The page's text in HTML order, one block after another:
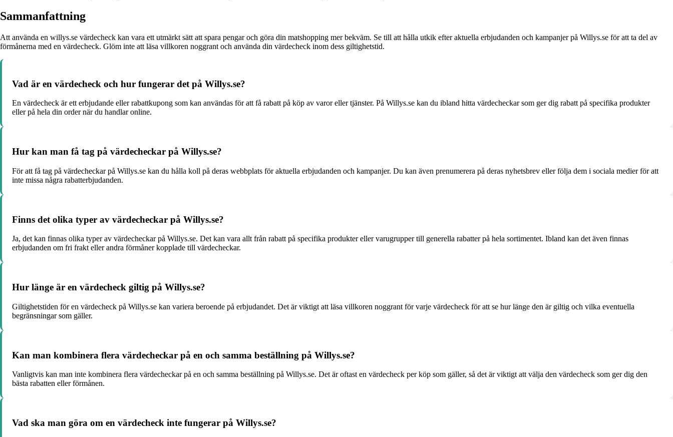
Sammanfattning
Att använda en willys.se värdecheck kan vara ett utmärkt sätt att spara pengar och göra din matshopping mer bekväm. Se till att hålla utkik efter aktuella erbjudanden och kampanjer på Willys.se för att ta del av
förmånerna med en värdecheck. Glöm inte att läsa villkoren noggrant och använda din värdecheck inom dess giltighetstid.
Vad är en värdecheck och hur fungerar det på Willys.se?
En värdecheck är ett erbjudande eller rabattkupong som kan användas för att få rabatt på köp av varor eller tjänster. På Willys.se kan du ibland hitta värdecheckar som ger dig rabatt på specifika produkter
eller på hela din order när du handlar online.
Hur kan man få tag på värdecheckar på Willys.se?
För att få tag på värdecheckar på Willys.se kan du hålla koll på deras webbplats för aktuella erbjudanden och kampanjer. Du kan även prenumerera på deras nyhetsbrev eller följa dem i sociala medier för att
inte missa några rabatterbjudanden.
Finns det olika typer av värdecheckar på Willys.se?
Ja, det kan finnas olika typer av värdecheckar på Willys.se. Det kan vara allt från rabatt på specifika produkter eller varugrupper till generella rabatter på hela sortimentet. Ibland kan det även finnas
erbjudanden om fri frakt eller andra förmåner kopplade till värdecheckar.
Hur länge är en värdecheck giltig på Willys.se?
Giltighetstiden för en värdecheck på Willys.se kan variera beroende på erbjudandet. Det är viktigt att läsa villkoren noggrant för varje värdecheck för att se hur länge den är giltig och vilka eventuella
begränsningar som gäller.
Kan man kombinera flera värdecheckar på en och samma beställning på Willys.se?
Vanligtvis kan man inte kombinera flera värdecheckar på en och samma beställning på Willys.se. Det är oftast en värdecheck per köp som gäller, så det är viktigt att välja den värdecheck som ger dig den
bästa rabatten eller förmånen.
Vad ska man göra om en värdecheck inte fungerar på Willys.se?